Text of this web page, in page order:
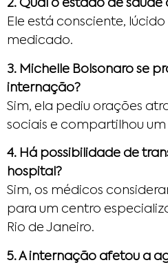
2. Qual o estado de
Ele está consciente,
medicado.​
3. Michelle Bolsonaro se
internação?
Sim, ela pediu orações
sociais e compartilhou
4. Há possibilidade de
hospital?
Sim, os médicos
para um centro
Rio de Janeiro.​
5. A internação afetou a